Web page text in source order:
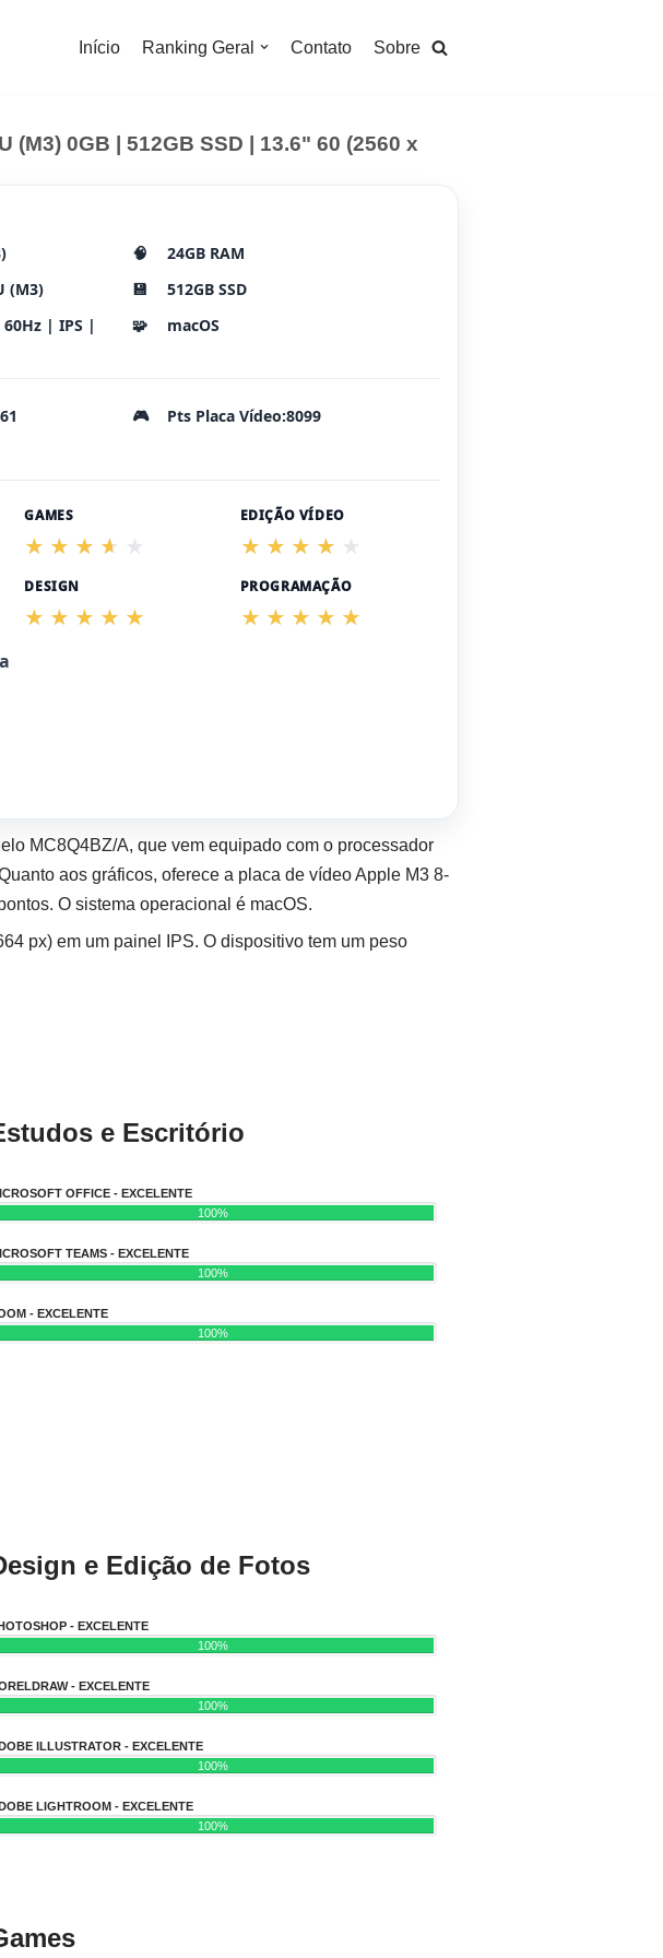
Início Ranking Geral Contato Sobre
(M3) 0GB | 512GB SSD | 13.6" 60 (2560 x
🧠
24GB RAM
(M3) 💾
512GB SSD
| IPS |
🧩 macOS
🎮
Pts Placa Vídeo:8099
GAMES EDIÇÃO VÍDEO
DESIGN PROGRAMAÇÃO
MC8Q4BZ/A, que vem equipado com o processador
aos gráficos, oferece a placa de vídeo Apple M3 8-
O sistema operacional é macOS.
px) em um painel IPS. O dispositivo tem um peso
e Escritório
OFFICE - EXCELENTE
100%
TEAMS - EXCELENTE
100%
- EXCELENTE
100%
e Edição de Fotos
- EXCELENTE
100%
- EXCELENTE
100%
ILLUSTRATOR - EXCELENTE
100%
LIGHTROOM - EXCELENTE
100%